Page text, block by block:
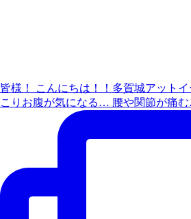
皆様！ こんにちは！！多賀城アット
こりお腹が気になる… 腰や関節が痛